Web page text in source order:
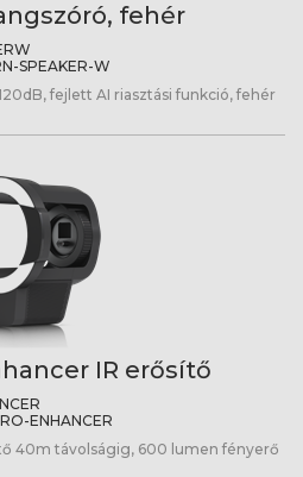
fehér
SPEAKER-W
fejlett AI riasztási funkció, fehér
IR erősítő
ENHANCER
40m távolságig, 600 lumen fényerő